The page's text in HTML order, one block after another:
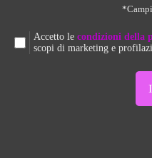
Accetto le condizioni della
scopi di marketing e